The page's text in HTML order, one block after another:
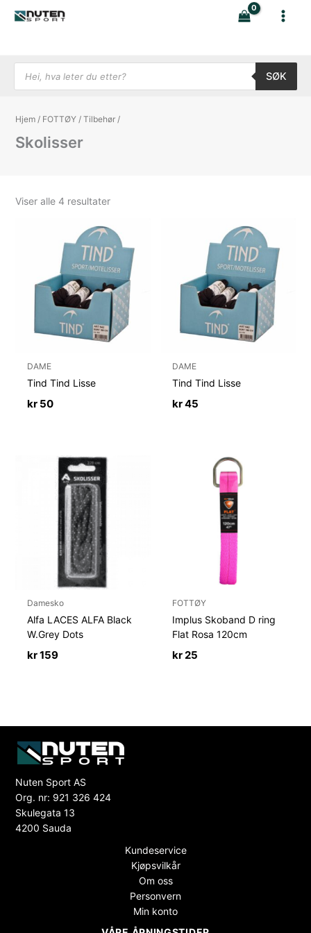
rett
Products search
SØK
Hjem / FOTTØY /Tilbehør /
Skolisser
Viser alle 4 resultaterSortert
DAME
Tind Tind Lisse
kr 50
DAME
Tind Tind Lisse
kr45
Damesko
Alfa LACES ALFA Black
W.Grey Dots
kr159
FOTTØY
Implus Skoband D ring
Flat Rosa 120cm
kr25
Nuten Sport AS
Org. nr: 921 326 424
Skulegata 13
4200 Sauda
Kundeservice
Kjøpsvilkår
Om oss
Personvern
Min konto